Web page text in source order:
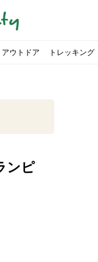
岳編〜
で富士山を拝める！山積
や売買の注意点について
単にはできない！売却
キ
Show 2020に参加し
から1時間半！レスト一
の行方！【初心者の失敗
規格リゾート地に行って
ピ
テスト開催！
が行く！〜フランス
ベ
的な冷やし方を覚えよ
プ用品を購入】キャン
マ
り方！深型ソロクッカ
クルート「北鎌尾根」【
ポイントとジェントス
トレイルランニングシ
カ
ングを自粛すべきなのか
リングシューズならス
ク
アウトドア
ツァレラチーズ』の作り
ンパーSakiさんに教わ
食
トレッキング
紹介
プランをご紹介
れた『アクシーズクイ
【
手続きはカンタン！
れた『アクシーズクイ
【
ちらを選ぶべき？｜サ
ングを安全に楽しむた
ト
容量別おすすめモデルを
筒ならサーモス！用途
【
選ぶ！おすすめテント10
モデルのスペックを比ク
ネル徹底取材！
捌いてみよう
カセ釣り【Kajoの体験ア
, 防水, カメラ用を解説
】ジャックウルフスキ
テ
サンド編〜
ってどんな感じなの？
パ
おすすめレシピをご紹介
蒸しショコラ』の作り方
ンパーSakiさんに教わ
パ
レンチトースト』の作
にも酒の肴にも最高！
ンパーSakiさんに教わ
パ
ンピ